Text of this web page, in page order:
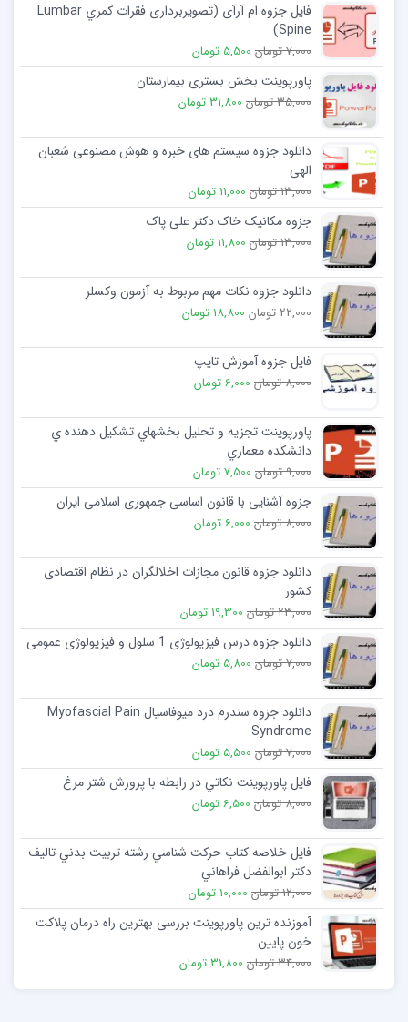
فایل جزوه ام آرآی (تصویربرداری فقرات كمري Lumbar
Spine)
7,000 تومان 5,500 تومان
پاورپوینت بخش بستری بیمارستان
35,000 تومان 31,800 تومان
دانلود جزوه سیستم های خبره و هوش مصنوعی شعبان
الهی
13,000 تومان 11,000 تومان
جزوه مکانیک خاک دکتر علی پاک
13,000 تومان 11,800 تومان
دانلود جزوه نکات مهم مربوط به آزمون وکسلر
22,000 تومان 18,800 تومان
فایل جزوه آموزش تایپ
8,000 تومان 6,000 تومان
پاورپوینت تجزيه و تحليل بخشهاي تشكيل دهنده ي
دانشكده معماري
9,000 تومان 7,500 تومان
جزوه آشنایی با قانون اساسی جمهوری اسلامی ایران
8,000 تومان 6,000 تومان
دانلود جزوه قانون مجازات اخلالگران در نظام اقتصادی
کشور
23,000 تومان 19,300 تومان
دانلود جزوه درس فیزیولوژی 1 سلول و فیزیولوژی عمومی
7,000 تومان 5,800 تومان
دانلود جزوه سندرم درد میوفاسیال Myofascial Pain
Syndrome
7,000 تومان 5,500 تومان
فایل پاورپوینت نكاتي در رابطه با پرورش شتر مرغ
8,000 تومان 6,500 تومان
فایل خلاصه کتاب حركت شناسي رشته تربيت بدني تالیف
دكتر ابوالفضل فراهاني
12,000 تومان 10,000 تومان
آموزنده ترین پاورپوینت بررسی بهترین راه درمان پلاکت
خون پایین
34,000 تومان 31,800 تومان